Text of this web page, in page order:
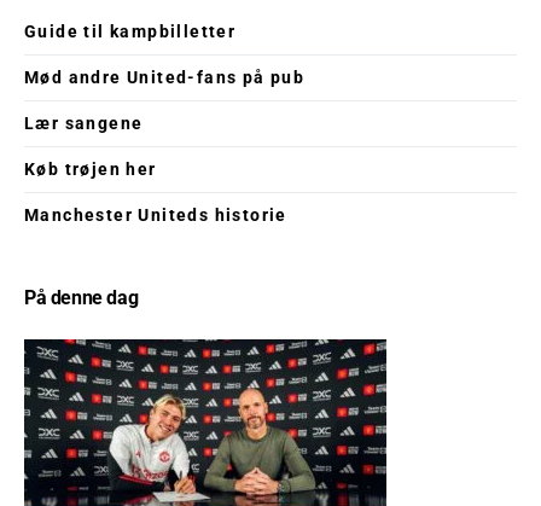
Guide til kampbilletter
Mød andre United-fans på pub
Lær sangene
Køb trøjen her
Manchester Uniteds historie
På denne dag